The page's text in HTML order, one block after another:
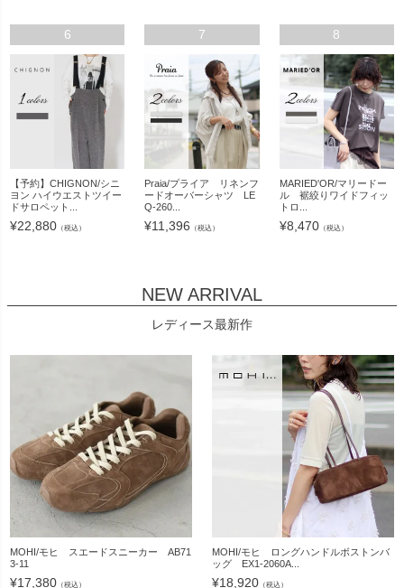
6
【予約】CHIGNON/シニ
ヨン ハイウエストツイー
ドサロペット...
¥22,880 （税込）
7
Praia/プライア リネンフ
ードオーバーシャツ LE
Q-260...
¥11,396 （税込）
8
MARIED'OR/マリードー
ル 裾絞りワイドフィッ
トロ...
¥8,470（税込）
NEW ARRIVAL
レディース最新作
MOHI/モヒ スエードスニーカー AB71
3-11
¥17,380 （税込）
MOHI/モヒ ロングハンドルボストンバ
ッグ EX1-2060A...
¥18,920 （税込）